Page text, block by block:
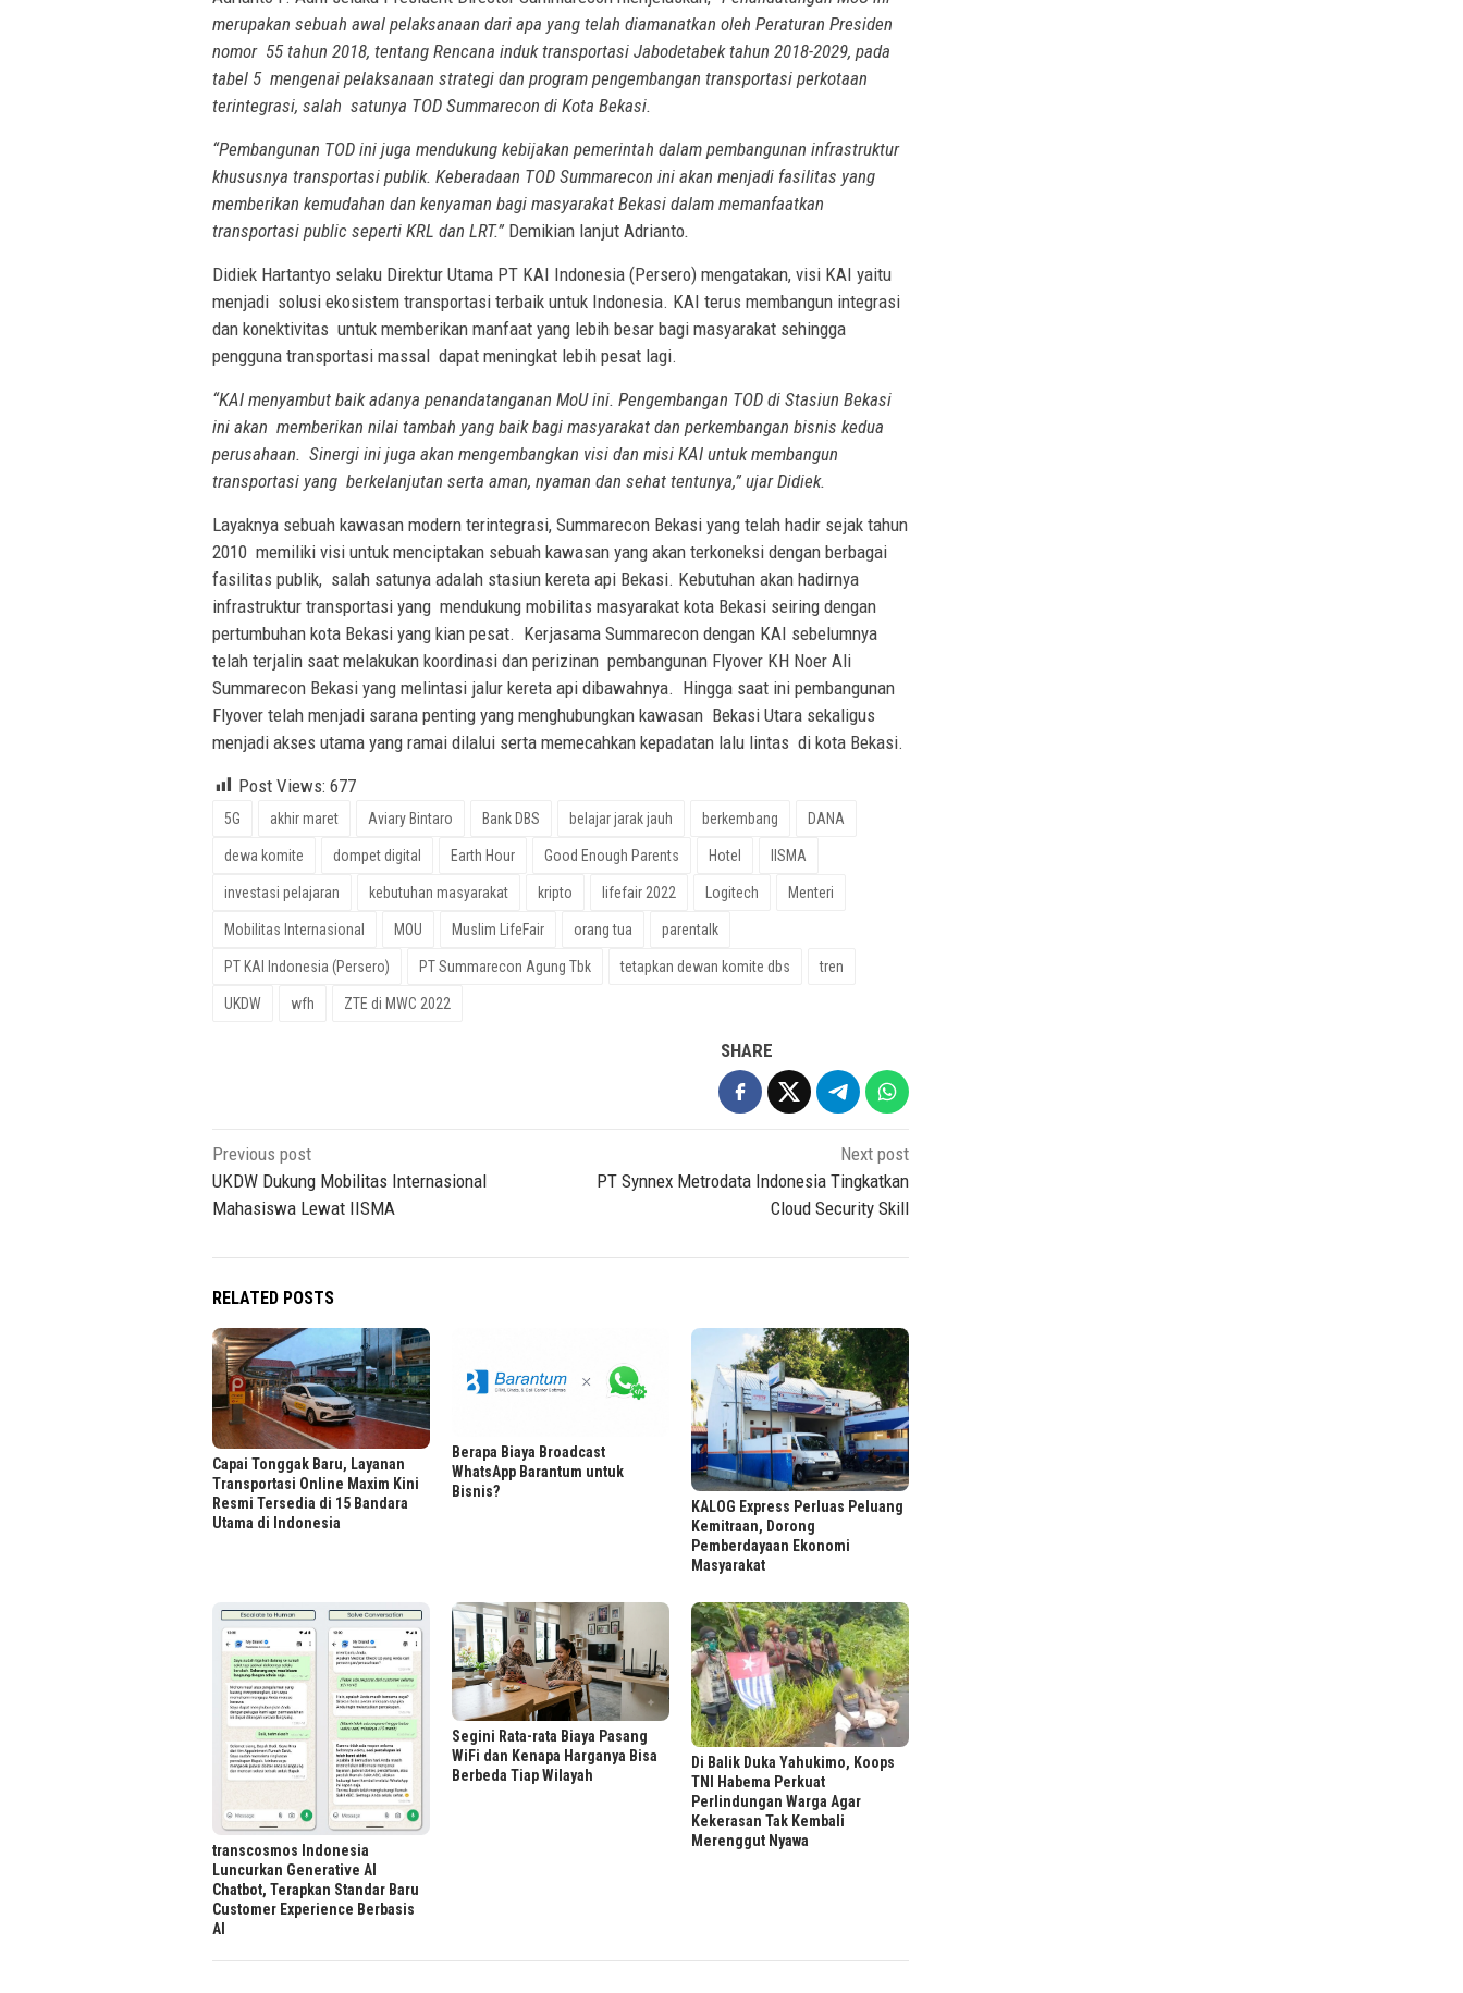
merupakan sebuah awal pelaksanaan dari apa yang telah diamanatkan oleh Peraturan Presiden
nomor 55 tahun 2018, tentang Rencana induk transportasi Jabodetabek tahun 2018-2029, pada
tabel 5 mengenai pelaksanaan strategi dan program pengembangan transportasi perkotaan
terintegrasi, salah satunya TOD Summarecon di Kota Bekasi.
“Pembangunan TOD ini juga mendukung kebijakan pemerintah dalam pembangunan infrastruktur
khususnya transportasi publik. Keberadaan TOD Summarecon ini akan menjadi fasilitas yang
memberikan kemudahan dan kenyaman bagi masyarakat Bekasi dalam memanfaatkan
transportasi public seperti KRL dan LRT.” Demikian lanjut Adrianto.
Didiek Hartantyo selaku Direktur Utama PT KAI Indonesia (Persero) mengatakan, visi KAI yaitu
menjadi solusi ekosistem transportasi terbaik untuk Indonesia. KAI terus membangun integrasi
dan konektivitas untuk memberikan manfaat yang lebih besar bagi masyarakat sehingga
pengguna transportasi massal dapat meningkat lebih pesat lagi.
“KAI menyambut baik adanya penandatanganan MoU ini. Pengembangan TOD di Stasiun Bekasi
ini akan memberikan nilai tambah yang baik bagi masyarakat dan perkembangan bisnis kedua
perusahaan. Sinergi ini juga akan mengembangkan visi dan misi KAI untuk membangun
transportasi yang berkelanjutan serta aman, nyaman dan sehat tentunya,” ujar Didiek.
Layaknya sebuah kawasan modern terintegrasi, Summarecon Bekasi yang telah hadir sejak tahun
2010 memiliki visi untuk menciptakan sebuah kawasan yang akan terkoneksi dengan berbagai
fasilitas publik, salah satunya adalah stasiun kereta api Bekasi. Kebutuhan akan hadirnya
infrastruktur transportasi yang mendukung mobilitas masyarakat kota Bekasi seiring dengan
pertumbuhan kota Bekasi yang kian pesat. Kerjasama Summarecon dengan KAI sebelumnya
telah terjalin saat melakukan koordinasi dan perizinan pembangunan Flyover KH Noer Ali
Summarecon Bekasi yang melintasi jalur kereta api dibawahnya. Hingga saat ini pembangunan
Flyover telah menjadi sarana penting yang menghubungkan kawasan Bekasi Utara sekaligus
menjadi akses utama yang ramai dilalui serta memecahkan kepadatan lalu lintas di kota Bekasi.
Post Views: 677
5G akhir maret Aviary Bintaro Bank DBS belajar jarak jauh berkembang DANA
dewa komite dompet digital Earth Hour Good Enough Parents Hotel IISMA
investasi pelajaran kebutuhan masyarakat kripto lifefair 2022 Logitech Menteri
Mobilitas Internasional MOU Muslim LifeFair orang tua parentalk
PT KAI Indonesia (Persero) PT Summarecon Agung Tbk tetapkan dewan komite dbs tren
UKDW wfh ZTE di MWC 2022
SHARE
Post
navigation
Previous post
UKDW Dukung Mobilitas Internasional
Mahasiswa Lewat IISMA
Next post
PT Synnex Metrodata Indonesia Tingkatkan
Cloud Security Skill
RELATED POSTS
Capai Tonggak Baru, Layanan
Transportasi Online Maxim Kini
Resmi Tersedia di 15 Bandara
Utama di Indonesia
Berapa Biaya Broadcast
WhatsApp Barantum untuk
Bisnis?
KALOG Express Perluas Peluang
Kemitraan, Dorong
Pemberdayaan Ekonomi
Masyarakat
transcosmos Indonesia
Luncurkan Generative AI
Chatbot, Terapkan Standar Baru
Customer Experience Berbasis
AI
Segini Rata-rata Biaya Pasang
WiFi dan Kenapa Harganya Bisa
Berbeda Tiap Wilayah
Di Balik Duka Yahukimo, Koops
TNI Habema Perkuat
Perlindungan Warga Agar
Kekerasan Tak Kembali
Merenggut Nyawa